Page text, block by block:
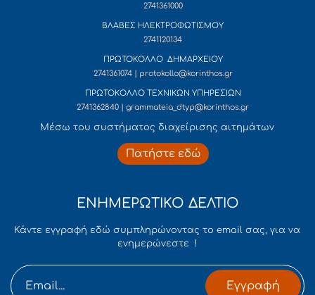
2741361000
ΒΛΑΒΕΣ ΗΛΕΚΤΡΟΦΩΤΙΣΜΟΥ
2741120134
ΠΡΩΤΟΚΟΛΛΟ ΔΗΜΑΡΧΕΙΟΥ
2741361074 | protokollo@korinthos.gr
ΠΡΩΤΟΚΟΛΛΟ ΤΕΧΝΙΚΩΝ ΥΠΗΡΕΣΙΩΝ
2741362840 | grammateia_dtyp@korinthos.gr
Mέσω του συστήματος διαχείρισης αιτημάτων
Πατήστε εδώ
ΕΝΗΜΕΡΩΤΙΚΟ ΔΕΛΤΙΟ
Κάντε εγγραφή εδώ συμπληρώνοντας το email σας, για να
ενημερώνεστε !
Εγγραφή